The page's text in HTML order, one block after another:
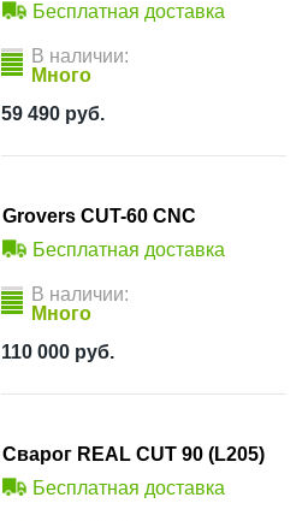
Бесплатная доставка
В наличии:
Много
59 490 руб.
Grovers CUT-60 CNC
Бесплатная доставка
В наличии:
Много
110 000 руб.
Сварог REAL CUT 90 (L205)
Бесплатная доставка